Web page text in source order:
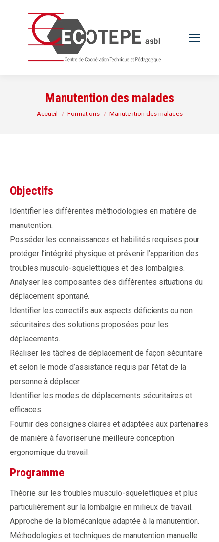
Manutention des malades
Vous êtes ici :
Accueil Formations Manutention des malades
Objectifs
Identifier les différentes méthodologies en matière de
manutention.
Posséder les connaissances et habilités requises pour
protéger l’intégrité physique et prévenir l’apparition des
troubles musculo-squelettiques et des lombalgies.
Analyser les composantes des différentes situations du
déplacement spontané.
Identifier les correctifs aux aspects déficients ou non
sécuritaires des solutions proposées pour les
déplacements.
Réaliser les tâches de déplacement de façon sécuritaire
et selon le mode d’assistance requis par l’état de la
personne à déplacer.
Identifier les modes de déplacements sécuritaires et
efficaces.
Fournir des consignes claires et adaptées aux partenaires
de manière à favoriser une meilleure conception
ergonomique du travail.
Programme
Théorie sur les troubles musculo-squelettiques et plus
particulièrement sur la lombalgie en milieux de travail.
Approche de la biomécanique adaptée à la manutention.
Méthodologies et techniques de manutention manuelle